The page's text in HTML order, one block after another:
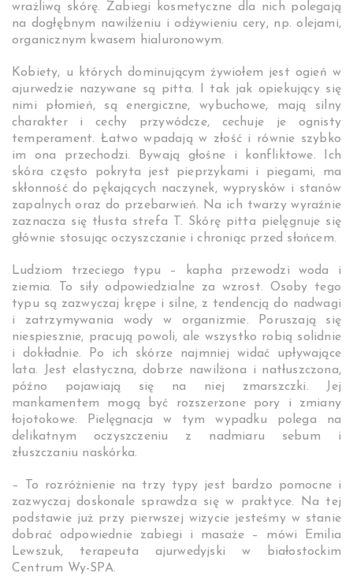
wrażliwą skórę. Zabiegi kosmetyczne dla nich polegają
na dogłębnym nawilżeniu i odżywieniu cery, np. olejami,
organicznym kwasem hialuronowym.
Kobiety, u których dominującym żywiołem jest ogień w
ajurwedzie nazywane są pitta. I tak jak opiekujący się
nimi płomień, są energiczne, wybuchowe, mają silny
charakter i cechy przywódcze, cechuje je ognisty
temperament. Łatwo wpadają w złość i równie szybko
im ona przechodzi. Bywają głośne i konfliktowe. Ich
skóra często pokryta jest pieprzykami i piegami, ma
skłonność do pękających naczynek, wyprysków i stanów
zapalnych oraz do przebarwień. Na ich twarzy wyraźnie
zaznacza się tłusta strefa T. Skórę pitta pielęgnuje się
głównie stosując oczyszczanie i chroniąc przed słońcem.
Ludziom trzeciego typu – kapha przewodzi woda i
ziemia. To siły odpowiedzialne za wzrost. Osoby tego
typu są zazwyczaj krępe i silne, z tendencją do nadwagi
i zatrzymywania wody w organizmie. Poruszają się
niespiesznie, pracują powoli, ale wszystko robią solidnie
i dokładnie. Po ich skórze najmniej widać upływające
lata. Jest elastyczna, dobrze nawilżona i natłuszczona,
późno pojawiają się na niej zmarszczki. Jej
mankamentem mogą być rozszerzone pory i zmiany
łojotokowe. Pielęgnacja w tym wypadku polega na
delikatnym oczyszczeniu z nadmiaru sebum i
złuszczaniu naskórka.
– To rozróżnienie na trzy typy jest bardzo pomocne i
zazwyczaj doskonale sprawdza się w praktyce. Na tej
podstawie już przy pierwszej wizycie jesteśmy w stanie
dobrać odpowiednie zabiegi i masaże – mówi Emilia
Lewszuk, terapeuta ajurwedyjski w białostockim
Centrum Wy-SPA.